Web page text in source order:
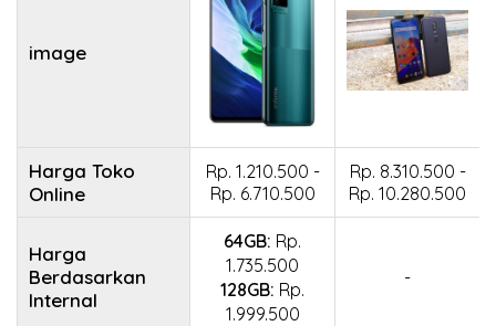
image
Harga Toko
Online
Rp. 1.210.500 -
Rp. 6.710.500
Rp. 8.310.500 -
Rp. 10.280.500
Harga
Berdasarkan
Internal
64GB: Rp.
1.735.500
128GB: Rp.
1.999.500
-